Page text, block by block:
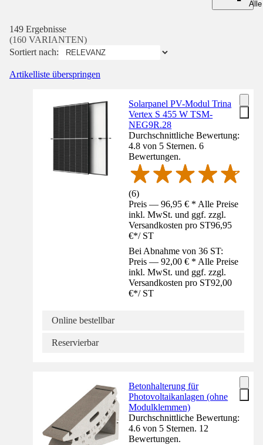
149 Ergebnisse
(160 VARIANTEN)
Sortiert nach:
Artikelliste überspringen
Solarpanel PV-Modul Trina
Vertex S 455 W TSM-
NEG9R.28
Durchschnittliche Bewertung:
4.8 von 5 Sternen. 6
Bewertungen.
(6)
Preis — 96,95 € * Alle Preise
inkl. MwSt. und ggf. zzgl.
Versandkosten pro ST96,95
€*/ ST
Bei Abnahme von 36 ST:
Preis — 92,00 € * Alle Preise
inkl. MwSt. und ggf. zzgl.
Versandkosten pro ST92,00
€*/ ST
Online bestellbar
Reservierbar
Betonhalterung für
Photovoltaikanlagen (ohne
Modulklemmen)
Durchschnittliche Bewertung:
4.6 von 5 Sternen. 12
Bewertungen.